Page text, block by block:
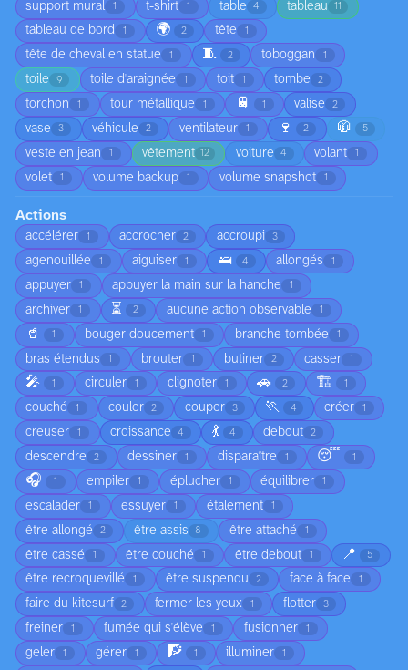
support mural 1 t-shirt 1 table 4 tableau 11
tableau de bord 1 🌍 2 tête 1
tête de cheval en statue 1 🧵 2 toboggan 1
toile 9 toile d'araignée 1 toit 1 tombe 2
torchon 1 tour métallique 1 🚆 1 valise 2
vase 3 véhicule 2 ventilateur 1 🍷 2 🧥 5
veste en jean 1 vêtement 12 voiture 4 volant 1
volet 1 volume backup 1 volume snapshot 1
Actions
accélérer 1 accrocher 2 accroupi 3
agenouillée 1 aiguiser 1 🛌 4 allongés 1
appuyer 1 appuyer la main sur la hanche 1
archiver 1 ⏳ 2 aucune action observable 1
🥤 1 bouger doucement 1 branche tombée 1
bras étendus 1 brouter 1 butiner 2 casser 1
🎤 1 circuler 1 clignoter 1 🚗 2 🏗️ 1
couché 1 couler 2 couper 3 🏃 4 créer 1
creuser 1 croissance 4 💃 4 debout 2
descendre 2 dessiner 1 disparaître 1 😴 1
🎧 1 empiler 1 éplucher 1 équilibrer 1
escalader 1 essuyer 1 étalement 1
être allongé 2 être assis 8 être attaché 1
être cassé 1 être couché 1 être debout 1 📍 5
être recroquevillé 1 être suspendu 2 face à face 1
faire du kitesurf 2 fermer les yeux 1 flotter 3
freiner 1 fumée qui s'élève 1 fusionner 1
geler 1 gérer 1 🧗 1 illuminer 1